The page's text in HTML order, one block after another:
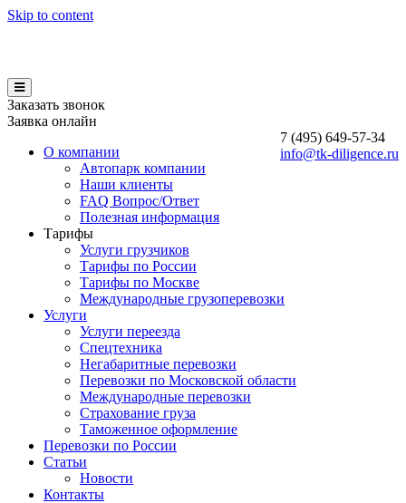
Skip to content
Заказать звонок
Заявка онлайн
7 (495) 649-57-34
info@tk-diligence.ru
О компании
Автопарк компании
Наши клиенты
FAQ Вопрос/Ответ
Полезная информация
Тарифы
Услуги грузчиков
Тарифы по России
Тарифы по Москве
Международные грузоперевозки
Услуги
Услуги переезда
Спецтехника
Негабаритные перевозки
Перевозки по Московской области
Международные перевозки
Страхование груза
Таможенное оформление
Перевозки по России
Статьи
Новости
Контакты